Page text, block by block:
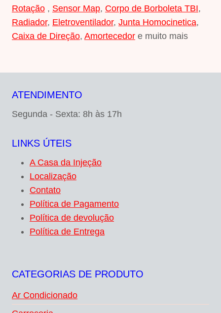
Rotação , Sensor Map, Corpo de Borboleta TBI,
Radiador, Eletroventilador, Junta Homocinetica,
Caixa de Direção, Amortecedor e muito mais
ATENDIMENTO
Segunda - Sexta: 8h às 17h
LINKS ÚTEIS
A Casa da Injeção
Localização
Contato
Política de Pagamento
Política de devolução
Política de Entrega
CATEGORIAS DE PRODUTO
Ar Condicionado